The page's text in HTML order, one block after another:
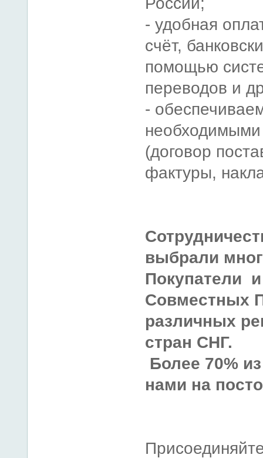
- удобная
счёт,
помощью
переводов и
-
(договор
фактуры,
выбрали
Покупатели
Совместных
различных
стран СНГ.
Более 70%
нами на